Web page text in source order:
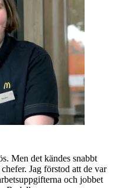
Men det kändes snabbt
Jag förstod att de var
och jobbet